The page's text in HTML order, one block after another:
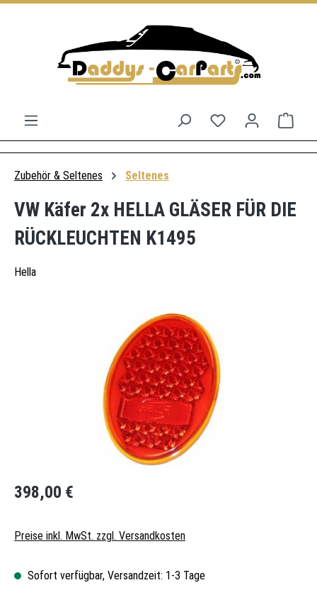
Du hast 0
Zubehör & Seltenes Seltenes
VW Käfer 2x HELLA GLÄSER FÜR DIE
RÜCKLEUCHTEN K1495
Hella
Regulärer Preis:
398,00 €
Preise inkl. MwSt. zzgl. Versandkosten
Sofort verfügbar, Versandzeit: 1-3 Tage